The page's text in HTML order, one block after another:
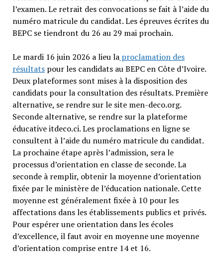
l’examen. Le retrait des convocations se fait à l’aide du
numéro matricule du candidat. Les épreuves écrites du
BEPC se tiendront du 26 au 29 mai prochain.
Le mardi 16 juin 2026 a lieu laproclamation des
résultatspour les candidats au BEPC en Côte d’Ivoire.
Deux plateformes sont mises à la disposition des
candidats pour la consultation des résultats. Première
alternative, se rendre sur le site men-deco.org.
Seconde alternative, se rendre sur la plateforme
éducative itdeco.ci. Les proclamations en ligne se
consultent à l’aide du numéro matricule du candidat.
La prochaine étape après l’admission, sera le
processus d’orientation en classe de seconde. La
seconde à remplir, obtenir la moyenne d’orientation
fixée par le ministère de l’éducation nationale. Cette
moyenne est généralement fixée à 10 pour les
affectations dans les établissements publics et privés.
Pour espérer une orientation dans les écoles
d’excellence, il faut avoir en moyenne une moyenne
d’orientation comprise entre 14 et 16.